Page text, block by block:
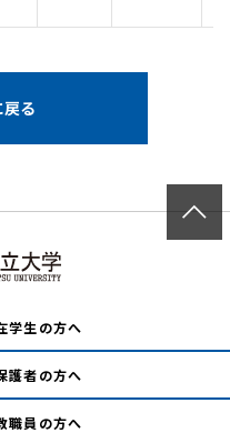
る
学生の方へ
護者の方へ
職員の方へ